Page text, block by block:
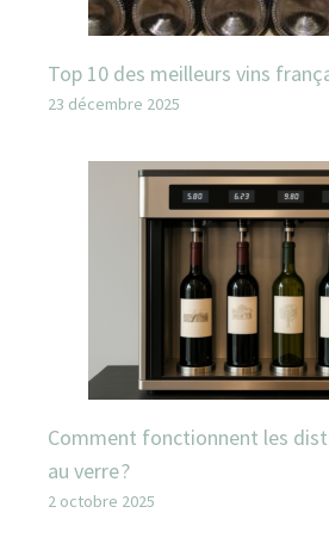
Top 10 des meilleurs vins
23 décembre 2025
Comment fonctionnent les
au verre ?
2 octobre 2025